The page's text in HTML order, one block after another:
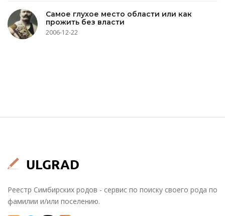
Самое глухое место области или как
прожить без власти
2006-12-22
Реестр Симбирских родов - сервис по поиску своего рода по
фамилии и/или поселению.